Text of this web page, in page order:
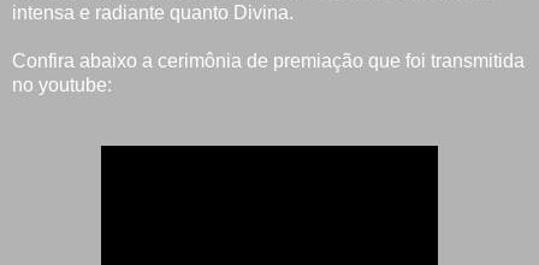
intensa e radiante quanto Divina.
Confira abaixo a cerimônia de premiação que foi transmitida
no youtube: